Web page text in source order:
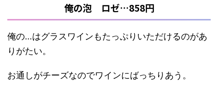
俺の泡 ロゼ…858円
俺の…はグラスワインもたっぷりいただけるのがあ
りがたい。
お通しがチーズなのでワインにばっちりあう。